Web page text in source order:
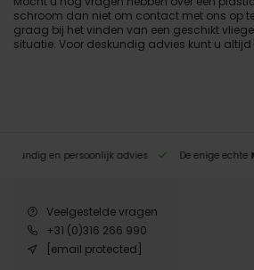
schroom dan niet om contact met ons op
graag bij het vinden van een geschikt
situatie. Voor deskundig advies kunt u altijd
en persoonlijk advies De enige echte
Veelgestelde vragen
+31 (0)316 266 990
[email protected]